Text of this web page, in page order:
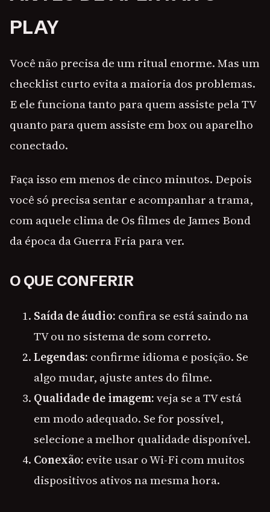
PLAY
Você não precisa de um ritual enorme. Mas um
checklist curto evita a maioria dos problemas.
E ele funciona tanto para quem assiste pela TV
quanto para quem assiste em box ou aparelho
conectado.
Faça isso em menos de cinco minutos. Depois
você só precisa sentar e acompanhar a trama,
com aquele clima de Os filmes de James Bond
da época da Guerra Fria para ver.
O QUE CONFERIR
Saída de áudio: confira se está saindo na
TV ou no sistema de som correto.
Legendas: confirme idioma e posição. Se
algo mudar, ajuste antes do filme.
Qualidade de imagem:veja se a TV está
em modo adequado. Se for possível,
selecione a melhor qualidade disponível.
Conexão: evite usar o Wi-Fi com muitos
dispositivos ativos na mesma hora.